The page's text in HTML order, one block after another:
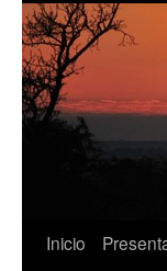
Inicio